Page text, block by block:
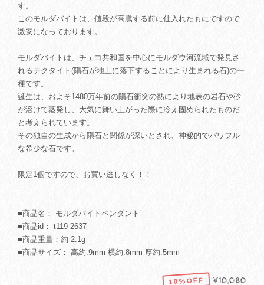
す。
このモルダバイトは、値段が高騰する前に仕入れたもにですので
激安になっております。
モルダバイトは、チェコ共和国を中心にモルダウ河流域で発見さ
れるテクタイト(隕石が地上に落下することにより生まれる石)の一
種です。
誕生は、およそ1480万年前の隕石衝突の熱により地表の岩石や砂
が溶けて蒸発し、大気に舞い上がった際に冷え固められたものだ
と考えられています。
その独自の生成から隕石と関係が深いとされ、神秘的でパワフル
な希少な石です。
限定1個ですので、お買い逃しなく！！
■商品名： モルダバイトペンダント
■商品id： t119-2637
■商品重量：約 2.1g
■商品サイズ： 高約:9mm 横約:8mm 厚約:5mm
10%OFF ¥10,080